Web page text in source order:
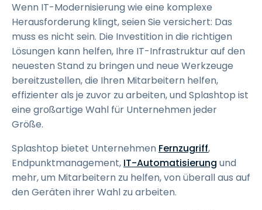
Wenn IT-Modernisierung wie eine komplexe
Herausforderung klingt, seien Sie versichert: Das
muss es nicht sein. Die Investition in die richtigen
Lösungen kann helfen, Ihre IT-Infrastruktur auf den
neuesten Stand zu bringen und neue Werkzeuge
bereitzustellen, die Ihren Mitarbeitern helfen,
effizienter als je zuvor zu arbeiten, und Splashtop ist
eine großartige Wahl für Unternehmen jeder
Größe.
Splashtop bietet Unternehmen Fernzugriff,
Endpunktmanagement, IT-Automatisierung und
mehr, um Mitarbeitern zu helfen, von überall aus auf
den Geräten ihrer Wahl zu arbeiten.